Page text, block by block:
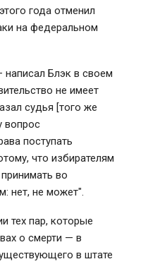
года отменил
на федеральном
написал Блэк в своем
не имеет
судья [того же
вопрос
поступать
что избирателям
во
нет, не может".
тех пар, которые
о смерти — в
в штате